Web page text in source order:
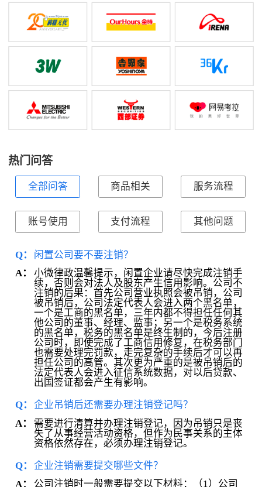
热门问答
全部问答 商品相关 服务流程
账号使用 支付流程 其他问题
Q：
闲置公司要不要注销？
A：
小微律政温馨提示，闲置企业请尽快完成注销手
续，否则会对法人及股东产生信用影响。公司不
注销的后果：首先公司营业执照会被吊销，公司
被吊销后，公司法定代表人会进入两个黑名单，
一个是工商的黑名单，三年内都不得担任任何其
他公司的董事、经理、监事；另一个是税务系统
的黑名单，税务的黑名单是终生制的，今后注册
公司时，即使完成了工商信用修复，在税务部门
也需要处理完罚款，走完复杂的手续后才可以再
担任公司的高管。其次更为严重的是被吊销后的
法定代表人会进入征信系统数据，对以后贷款、
出国签证都会产生有影响。
Q： 企业吊销后还需要办理注销登记吗？
A：
需要进行清算并办理注销登记，因为吊销只是丧
失了从事经营活动资格，但作为民事关系的主体
资格依然存在，必须办理注销登记。
Q： 企业注销需要提交哪些文件？
A：
公司注销时一般需要提交以下材料：（1）公司